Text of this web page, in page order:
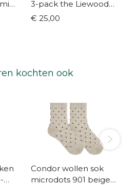
3-pack the Liewood
gang sandy mix (maat
€ 25,00
kochten ook
Condor wollen sok
microdots 901 beige